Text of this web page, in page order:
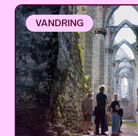
g
a
t
i
o
n
VANDRING